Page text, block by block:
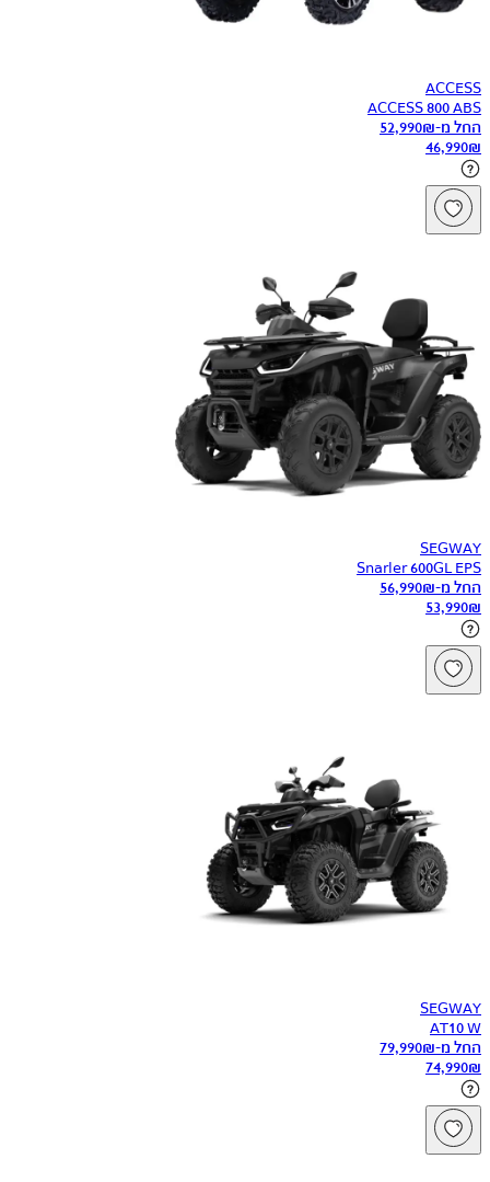
ACCESS
ACCESS 800 ABS
החל מ-
52,990₪
46,990₪
SEGWAY
Snarler 600GL EPS
החל מ-
56,990₪
53,990₪
SEGWAY
AT10 W
החל מ-
79,990₪
74,990₪